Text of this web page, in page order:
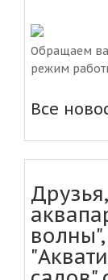
Обращаем
режим
Все